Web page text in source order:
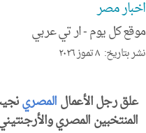
اخبار مصر
موقع كل يوم -ار تي عربي
نشر بتاريخ: ٨ تموز ٢٠٢٦
علق رجل الأعمالالمصري
المنتخبين المصري